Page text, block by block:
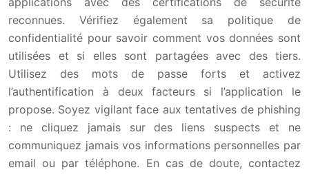
reconnues. Vérifiez également sa politique de
confidentialité pour savoir comment vos données sont
utilisées et si elles sont partagées avec des tiers.
Utilisez des mots de passe forts et activez
l’authentification à deux facteurs si l’application le
propose. Soyez vigilant face aux tentatives de phishing
: ne cliquez jamais sur des liens suspects et ne
communiquez jamais vos informations personnelles par
email ou par téléphone. En cas de doute, contactez